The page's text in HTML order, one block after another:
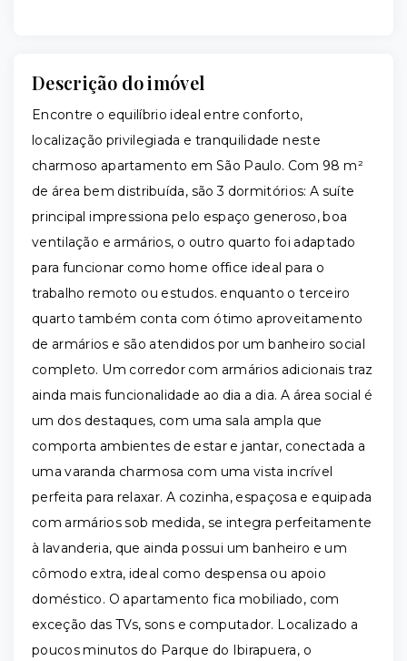
Descrição do imóvel
Encontre o equilíbrio ideal entre conforto,
localização privilegiada e tranquilidade neste
charmoso apartamento em São Paulo. Com 98 m²
de área bem distribuída, são 3 dormitórios: A suíte
principal impressiona pelo espaço generoso, boa
ventilação e armários, o outro quarto foi adaptado
para funcionar como home office ideal para o
trabalho remoto ou estudos. enquanto o terceiro
quarto também conta com ótimo aproveitamento
de armários e são atendidos por um banheiro social
completo. Um corredor com armários adicionais traz
ainda mais funcionalidade ao dia a dia. A área social é
um dos destaques, com uma sala ampla que
comporta ambientes de estar e jantar, conectada a
uma varanda charmosa com uma vista incrível
perfeita para relaxar. A cozinha, espaçosa e equipada
com armários sob medida, se integra perfeitamente
à lavanderia, que ainda possui um banheiro e um
cômodo extra, ideal como despensa ou apoio
doméstico. O apartamento fica mobiliado, com
exceção das TVs, sons e computador. Localizado a
poucos minutos do Parque do Ibirapuera, o